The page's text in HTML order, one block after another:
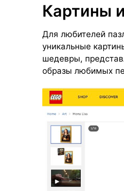
Картины
Для любителей
уникальные
шедевры,
образы любимых